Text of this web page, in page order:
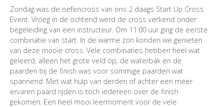
Zondag was de oefencross van ons 2 daags Start Up Cross
Event. Vroeg in de ochtend werd de cross verkend onder
begeleiding van een instructeur. Om 11:00 uur ging de eerste
combinatie van start. In de warme zon konden we genieten
van deze mooie cross. Vele combinaties hebben heel wat
geleerd, alleen het grote veld op, de waterbak en de
paarden bij de finish was voor sommige paarden wat
spannend. Met wat hulp van derden of achter een meer
ervaren paard rijden is toch iedereen over de finish
gekomen. Een heel mooi leermoment voor de vele